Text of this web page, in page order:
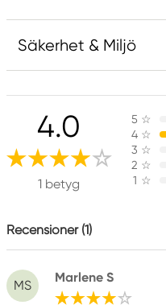
Säkerhet & Miljö
Ansvarig EU
Panduro Colour Marker
Panduro
205 14 Malmö, Sweden
www.panduro.com
4.0
1 betyg
5 ☆
4 ☆
3 ☆
2 ☆
1 ☆
Recensioner (1)
MS
Marlene S